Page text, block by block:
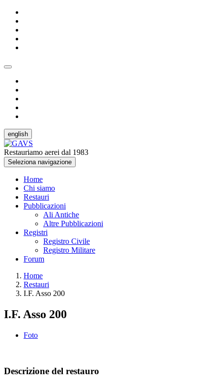
english
Restauriamo aerei dal 1983
Seleziona navigazione
Home
Chi siamo
Restauri
Pubblicazioni
Ali Antiche
Altre Pubblicazioni
Registri
Registro Civile
Registro Militare
Forum
Home
Restauri
I.F. Asso 200
I.F. Asso 200
Foto
Descrizione del restauro